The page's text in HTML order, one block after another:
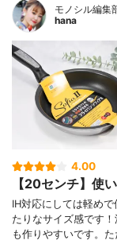
モノシル編集
hana
4.00
【20センチ】使
IH対応にしては軽め
たりなサイズ感です
も作りやすいです。